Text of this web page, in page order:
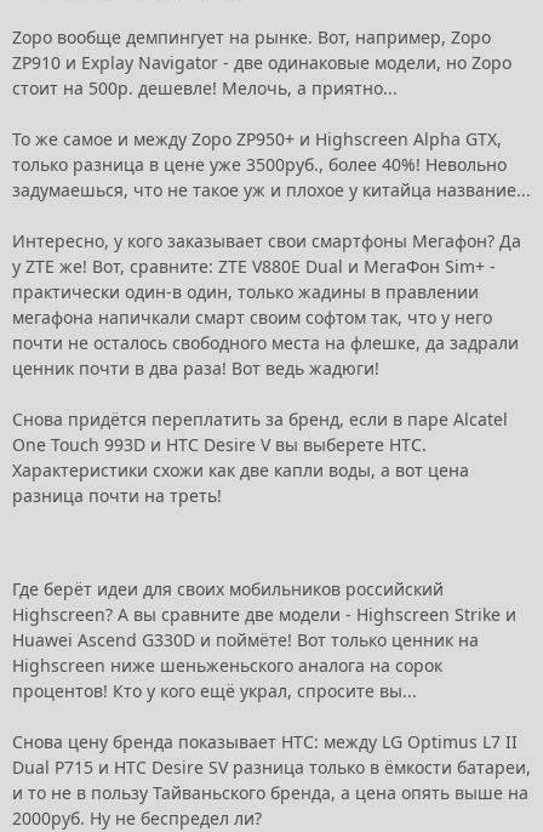
Zopo вообще демпингует на рынке. Вот, например, Zopo
ZP910 и Explay Navigator - две одинаковые модели, но Zopo
стоит на 500р. дешевле! Мелочь, а приятно...
То же самое и между Zopo ZP950+ и Highscreen Alpha GTX,
только разница в цене уже 3500руб., более 40%! Невольно
задумаешься, что не такое уж и плохое у китайца название...
Интересно, у кого заказывает свои смартфоны Мегафон? Да
у ZTE же! Вот, сравните: ZTE V880E Dual и МегаФон Sim+ -
практически один-в один, только жадины в правлении
мегафона напичкали смарт своим софтом так, что у него
почти не осталось свободного места на флешке, да задрали
ценник почти в два раза! Вот ведь жадюги!
Снова придётся переплатить за бренд, если в паре Alcatel
One Touch 993D и HTC Desire V вы выберете HTC.
Характеристики схожи как две капли воды, а вот цена
разница почти на треть!
Где берёт идеи для своих мобильников российский
Highscreen? А вы сравните две модели - Highscreen Strike и
Huawei Ascend G330D и поймёте! Вот только ценник на
Highscreen ниже шеньженьского аналога на сорок
процентов! Кто у кого ещё украл, спросите вы...
Снова цену бренда показывает HTC: между LG Optimus L7 II
Dual P715 и HTC Desire SV разница только в ёмкости батареи,
и то не в пользу Тайваньского бренда, а цена опять выше на
2000руб. Ну не беспредел ли?